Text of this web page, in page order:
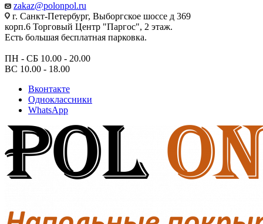
zakaz@polonpol.ru
г. Санкт-Петербург, Выборгское шоссе д 369
корп.6 Торговый Центр "Паргос", 2 этаж.
Есть большая бесплатная парковка.
ПН - СБ 10.00 - 20.00
ВС 10.00 - 18.00
Вконтакте
Одноклассники
WhatsApp